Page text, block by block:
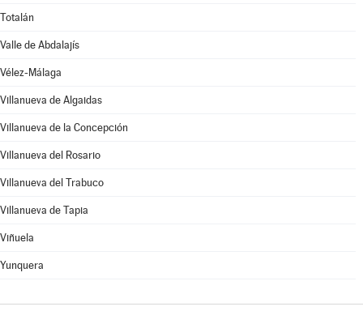
Totalán
Valle de Abdalajís
Vélez-Málaga
Villanueva de Algaidas
Villanueva de la Concepción
Villanueva del Rosario
Villanueva del Trabuco
Villanueva de Tapia
Viñuela
Yunquera